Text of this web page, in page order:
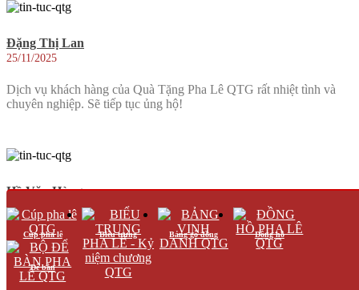
Đặng Thị Lan
25/11/2025
Dịch vụ khách hàng của Quà Tặng Pha Lê QTG rất nhiệt tình và
chuyên nghiệp. Sẽ tiếp tục ủng hộ!
Hồ Văn Hùng
25/11/2025
Chất lượng pha lê tại Quà Tặng Pha Lê QTG rất tốt, thiết kế đẹp và
độc đáo. Rất hài lòng với sản phẩm.
Cúp pha lê Biểu trưng Bảng gỗ đồng Đồng hồ
Để bàn